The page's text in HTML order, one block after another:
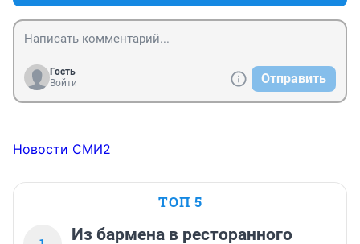
Гость
Войти
Отправить
Новости СМИ2
ТОП 5
Из бармена в ресторанного